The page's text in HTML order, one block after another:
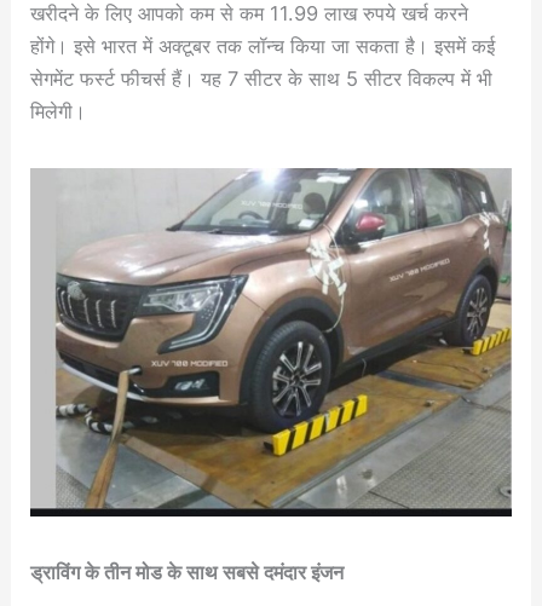
खरीदने के लिए आपको कम से कम 11.99 लाख रुपये खर्च करने
होंगे। इसे भारत में अक्टूबर तक लॉन्च किया जा सकता है। इसमें कई
सेगमेंट फर्स्ट फीचर्स हैं। यह 7 सीटर के साथ 5 सीटर विकल्प में भी
मिलेगी।
ड्राविंग के तीन मोड के साथ सबसे दमंदार इंजन